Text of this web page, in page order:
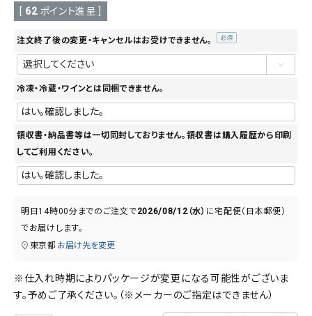
62 ポイント進呈 ]
注文終了後の変更・キャンセルはお受けできません。
冷凍・冷蔵・ワインとは同梱できません。
領収書・納品書等は一切同封しておりません。領収書は購入履歴から印刷
してご利用ください。
明日 14時00分 までのご注文で2026/08/12（水） に宅配便（日本郵便）
でお届けします。
東京都 お届け先を変更
※仕入れ時期によりパッケージが変更になる可能性がございま
す。予めご了承ください。（※メーカーのご指定はできません）